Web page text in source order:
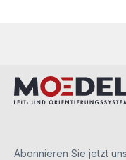
Abonnieren Sie jetzt